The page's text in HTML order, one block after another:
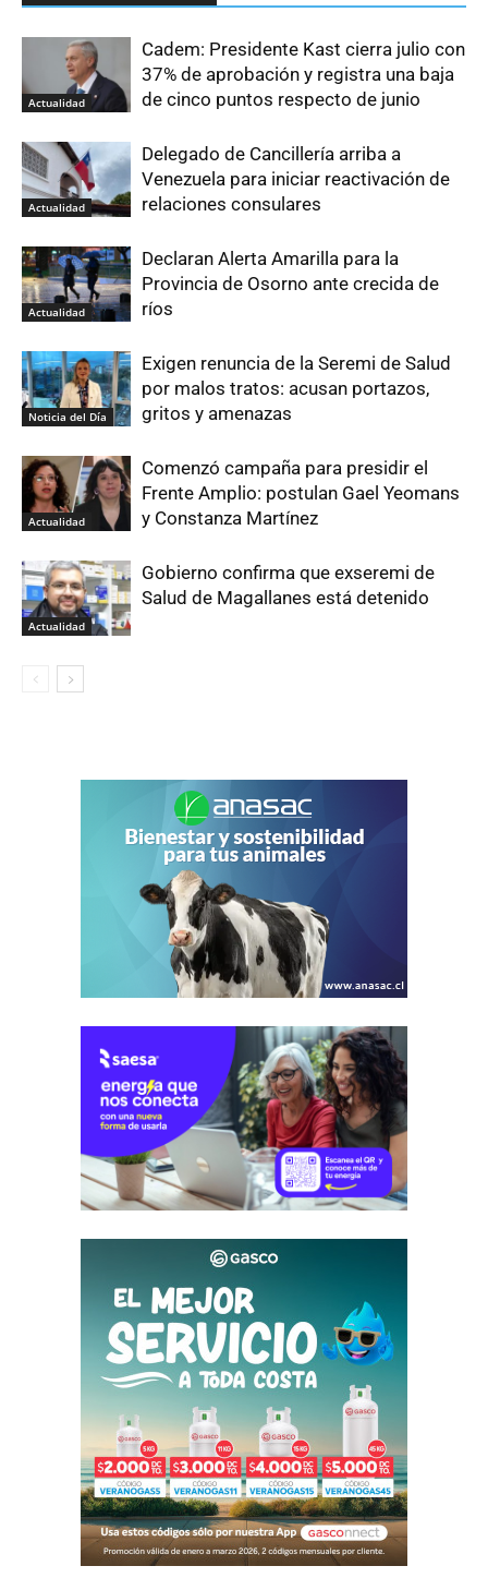
Actualidad
Cadem: Presidente Kast cierra julio con
37% de aprobación y registra una baja
de cinco puntos respecto de junio
Actualidad
Delegado de Cancillería arriba a
Venezuela para iniciar reactivación de
relaciones consulares
Actualidad
Declaran Alerta Amarilla para la
Provincia de Osorno ante crecida de
ríos
Noticia del Día
Exigen renuncia de la Seremi de Salud
por malos tratos: acusan portazos,
gritos y amenazas
Actualidad
Comenzó campaña para presidir el
Frente Amplio: postulan Gael Yeomans
y Constanza Martínez
Actualidad
Gobierno confirma que exseremi de
Salud de Magallanes está detenido